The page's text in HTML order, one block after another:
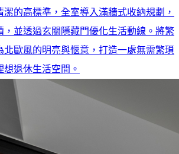
的高標準，全室導入滿牆式收納規劃，
，並透過玄關隱藏門優化生活動線。將繁
北歐風的明亮與愜意，打造一處無需繁瑣
退休生活空間。